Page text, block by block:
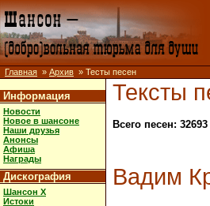
Главная » Архив » Тесты песен
Информация
Новости
Новое в шансоне
Наши друзья
Анонсы
Афиша
Награды
Дискография
Шансон X
Истоки
Тексты
Всего песен: 32693
Вадим